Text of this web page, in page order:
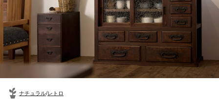
ナチュラル/レトロ